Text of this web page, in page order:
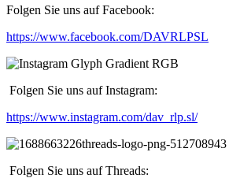
Folgen Sie uns auf Facebook:
https://www.facebook.com/DAVRLPSL
Folgen Sie uns auf Instagram:
https://www.instagram.com/dav_rlp.sl/
Folgen Sie uns auf Threads: